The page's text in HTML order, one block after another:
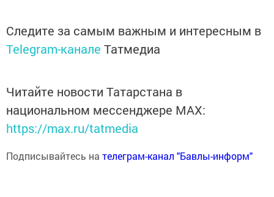
Следите за самым важным и интересным в
Telegram-канале Татмедиа
Читайте новости Татарстана в
национальном мессенджере MАХ:
https://max.ru/tatmedia
Подписывайтесь на телеграм-канал "Бавлы-информ"